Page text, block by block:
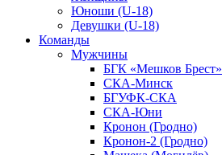
Юноши (U-18)
Девушки (U-18)
Команды
Мужчины
БГК «Мешков Брест»
СКА-Минск
БГУФК-СКА
СКА-Юни
Кронон (Гродно)
Кронон-2 (Гродно)